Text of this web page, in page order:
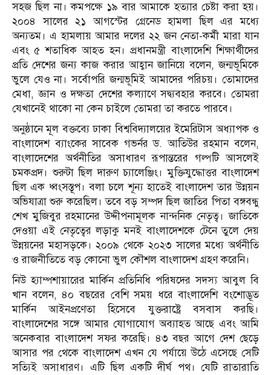
সহজ ছিল না। কমপক্ষে ১৯ বার আমাকে হত্যার চেষ্টা করা হয়।
২০০৪ সালের ২১ আগস্টের গ্রেনেড হামলা ছিল এর মধ্যে
অন্যতম। এ হামলায় আমার দলের ২২ জন নেতা-কর্মী মারা যান
এবং ৫ শতাধিক আহত হন। প্রধানমন্ত্রী বাংলাদেশি শিক্ষার্থীদের
প্রতি দেশের জন্য কাজ করার আহ্বান জানিয়ে বলেন, জন্মভূমিকে
ভুলে যেও না। সর্বোপরি জন্মভূমিই আমাদের পরিচয়। তোমাদের
মেধা, জ্ঞান ও দক্ষতা দেশের কল্যাণে সদ্ব্যবহার করবে। তোমরা
যেখানেই থাকো না কেন চাইলে তোমরা তা করতে পারবে।
অনুষ্ঠানে মূল বক্তব্যে ঢাকা বিশ্ববিদ্যালয়ের ইমেরিটাস অধ্যাপক ও
বাংলাদেশ ব্যাংকের সাবেক গভর্নর ড. আতিউর রহমান বলেন,
বাংলাদেশের অর্থনীতির অসাধারণ রূপান্তরের গল্পটি আসলেই
চমকপ্রদ। শুরুটা ছিল দারুণ চ্যালেঞ্জিং। মুক্তিযুদ্ধোত্তর বাংলাদেশ
ছিল এক ধ্বংসস্তূপ। বলা চলে শূন্য হাতেই বাংলাদেশ তার উন্নয়ন
অভিযাত্রা শুরু করেছিল। তবে বড় সম্পদ ছিল জাতির পিতা বঙ্গবন্ধু
শেখ মুজিবুর রহমানের উদ্দীপনামূলক নান্দনিক নেতৃত্ব। জাতিকে
দেওয়া এই নেতৃত্বের লড়াকু মনই বাংলাদেশকে টেনে তুলে দেয়
উন্নয়নের মহাসড়কে। ২০০৯ থেকে ২০২৩ সালের মধ্যে অর্থনীতি
ও রাজনীতিতে বড় কোনো ভুল কৌশল বাংলাদেশ গ্রহণ করেনি।
নিউ হ্যাম্পশায়ারের মার্কিন প্রতিনিধি পরিষদের সদস্য আবুল বি
খান বলেন, ৪০ বছরের বেশি সময় ধরে বাংলাদেশি বংশোদ্ভূত
মার্কিন আইনপ্রণেতা হিসেবে যুক্তরাষ্ট্রে বসবাস করছি।
বাংলাদেশের সঙ্গে আমার যোগাযোগ অব্যাহত আছে এবং আমি
অনেকবার বাংলাদেশ সফর করেছি। ৪৩ বছর আগে দেশ ছেড়ে
আসার পর থেকে বাংলাদেশ এখন যে পর্যায়ে উঠে এসেছে সেটি
সত্যিই অসাধারণ। এটি ছিল একটি দীর্ঘ পথ। যেটি রাতারাতি